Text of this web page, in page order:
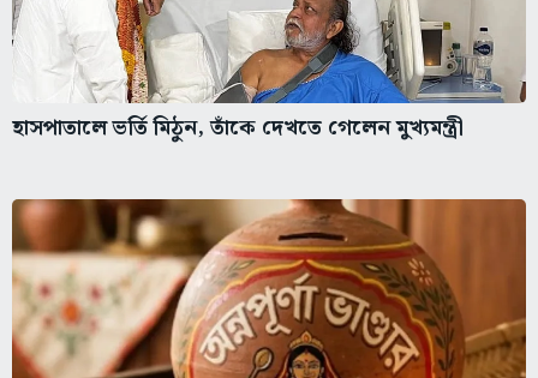
হাসপাতালে ভর্তি মিঠুন, তাঁকে দেখতে গেলেন মুখ্যমন্ত্রী